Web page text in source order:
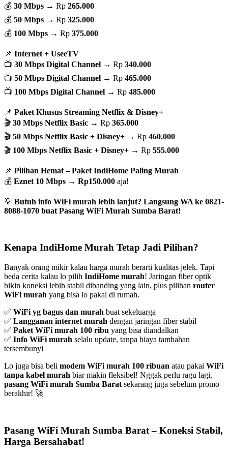
💰 30 Mbps → Rp 265.000
💰 50 Mbps → Rp 325.000
💰 100 Mbps → Rp 375.000
📌 Internet + UseeTV
📺 30 Mbps Digital Channel → Rp 340.000
📺 50 Mbps Digital Channel → Rp 465.000
📺 100 Mbps Digital Channel → Rp 485.000
📌 Paket Khusus Streaming Netflix & Disney+
🎬 30 Mbps Netflix Basic → Rp 365.000
🎬 50 Mbps Netflix Basic + Disney+ → Rp 460.000
🎬 100 Mbps Netflix Basic + Disney+ → Rp 555.000
📌 Pilihan Hemat – Paket IndiHome Paling Murah
💰 Eznet 10 Mbps → Rp150.000 aja!
💡 Butuh info WiFi murah lebih lanjut? Langsung WA ke 0821-
8088-1070 buat Pasang WiFi Murah Sumba Barat!
Kenapa IndiHome Murah Tetap Jadi Pilihan?
Banyak orang mikir kalau harga murah berarti kualitas jelek. Tapi
beda cerita kalau lo pilih IndiHome murah! Jaringan fiber optik
bikin koneksi lebih stabil dibanding yang lain, plus pilihan router
WiFi murah yang bisa lo pakai di rumah.
✅ WiFi yg bagus dan murah buat sekeluarga
✅ Langganan internet murah dengan jaringan fiber stabil
✅ Paket WiFi murah 100 ribu yang bisa diandalkan
✅ Info WiFi murah selalu update, tanpa biaya tambahan
tersembunyi
Lo juga bisa beli modem WiFi murah 100 ribuan atau pakai WiFi
tanpa kabel murah biar makin fleksibel! Nggak perlu ragu lagi,
pasang WiFi murah Sumba Barat sekarang juga sebelum promo
berakhir! 🚀
Pasang WiFi Murah Sumba Barat – Koneksi Stabil,
Harga Bersahabat!